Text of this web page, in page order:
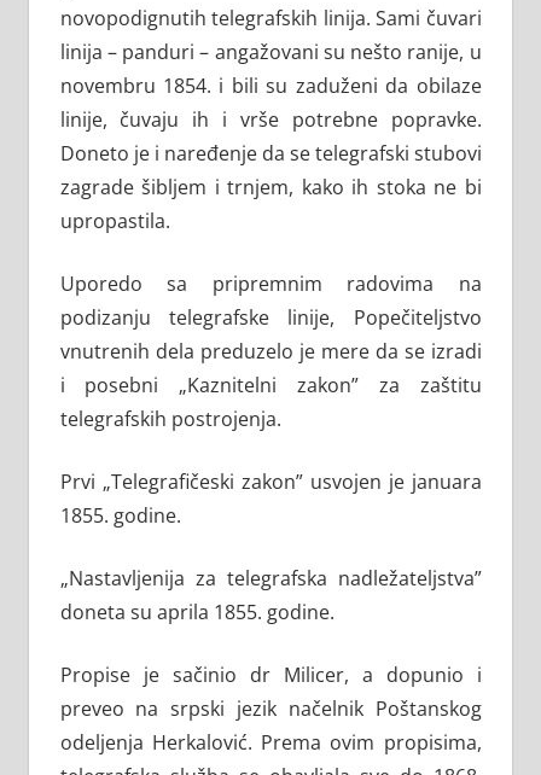
novopodignutih telegrafskih linija. Sami čuvari
linija – panduri – angažovani su nešto ranije, u
novembru 1854. i bili su zaduženi da obilaze
linije, čuvaju ih i vrše potrebne popravke.
Doneto je i naređenje da se telegrafski stubovi
zagrade šibljem i trnjem, kako ih stoka ne bi
upropastila.
Uporedo sa pripremnim radovima na
podizanju telegrafske linije, Popečiteljstvo
vnutrenih dela preduzelo je mere da se izradi
i posebni „Kaznitelni zakon” za zaštitu
telegrafskih postrojenja.
Prvi „Telegrafičeski zakon” usvojen je januara
1855. godine.
„Nastavljenija za telegrafska nadležateljstva”
doneta su aprila 1855. godine.
Propise je sačinio dr Milicer, a dopunio i
preveo na srpski jezik načelnik Poštanskog
odeljenja Herkalović. Prema ovim propisima,